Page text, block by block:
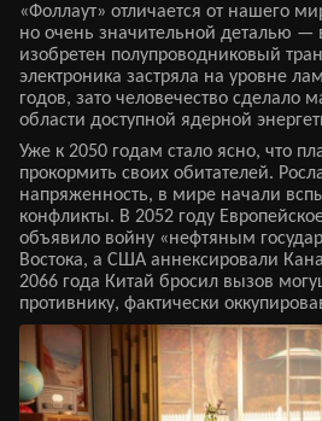
«Фоллаут» отличается от нашего
но очень значительной деталью —
изобретен полупроводниковый
электроника застряла на уровне
годов, зато человечество сделало
области доступной ядерной
Уже к 2050 годам стало ясно, что
прокормить своих обитателей.
напряженность, в мире начали
конфликты. В 2052 году
объявило войну «нефтяным
Востока, а США аннексировали
2066 года Китай бросил вызов
противнику, фактически